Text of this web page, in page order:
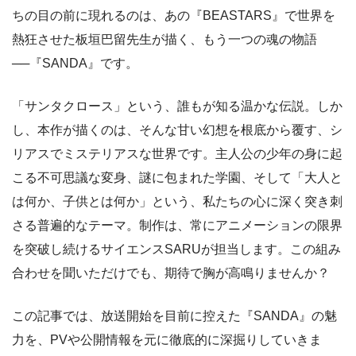
ちの目の前に現れるのは、あの『BEASTARS』で世界を
熱狂させた板垣巴留先生が描く、もう一つの魂の物語
──『SANDA』です。
「サンタクロース」という、誰もが知る温かな伝説。しか
し、本作が描くのは、そんな甘い幻想を根底から覆す、シ
リアスでミステリアスな世界です。主人公の少年の身に起
こる不可思議な変身、謎に包まれた学園、そして「大人と
は何か、子供とは何か」という、私たちの心に深く突き刺
さる普遍的なテーマ。制作は、常にアニメーションの限界
を突破し続けるサイエンスSARUが担当します。この組み
合わせを聞いただけでも、期待で胸が高鳴りませんか？
この記事では、放送開始を目前に控えた『SANDA』の魅
力を、PVや公開情報を元に徹底的に深掘りしていきま